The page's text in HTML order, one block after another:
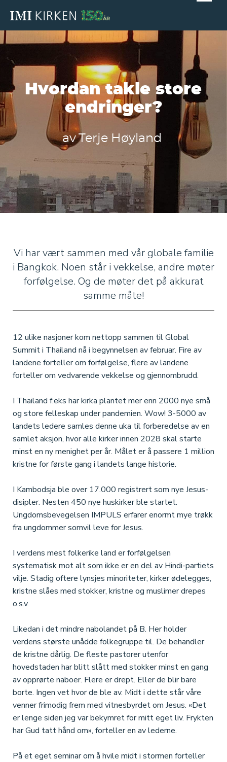
Hvordan takle store
endringer?
avTerje Høyland
Vi har vært sammen med vår globale familie
i Bangkok. Noen står i vekkelse, andre møter
forfølgelse. Og de møter det på akkurat
samme måte!
12 ulike nasjoner kom nettopp sammen til Global
Summit i Thailand nå i begynnelsen av februar. Fire av
landene forteller om forfølgelse, flere av landene
forteller om vedvarende vekkelse og gjennombrudd.
I Thailand f.eks har kirka plantet mer enn 2000 nye små
og store felleskap under pandemien. Wow! 3-5000 av
landets ledere samles denne uka til forberedelse av en
samlet aksjon, hvor alle kirker innen 2028 skal starte
minst en ny menighet per år. Målet er å passere 1 million
kristne for første gang i landets lange historie.
I Kambodsja ble over 17.000 registrert som nye Jesus-
disipler. Nesten 450 nye huskirker ble startet.
Ungdomsbevegelsen IMPULS erfarer enormt mye trøkk
fra ungdommer somvil leve for Jesus.
I verdens mest folkerike land er forfølgelsen
systematisk mot alt som ikke er en del av Hindi-partiets
vilje. Stadig oftere lynsjes minoriteter, kirker ødelegges,
kristne slåes med stokker, kristne og muslimer drepes
o.s.v.
Likedan i det mindre nabolandet på B. Her holder
verdens største unådde folkegruppe til. De behandler
de kristne dårlig. De fleste pastorer utenfor
hovedstaden har blitt slått med stokker minst en gang
av opprørte naboer. Flere er drept. Eller de blir bare
borte. Ingen vet hvor de ble av. Midt i dette står våre
venner frimodig frem med vitnesbyrdet om Jesus. «Det
er lenge siden jeg var bekymret for mitt eget liv. Frykten
har Gud tatt hånd om», forteller en av lederne.
På et eget seminar om å hvile midt i stormen forteller